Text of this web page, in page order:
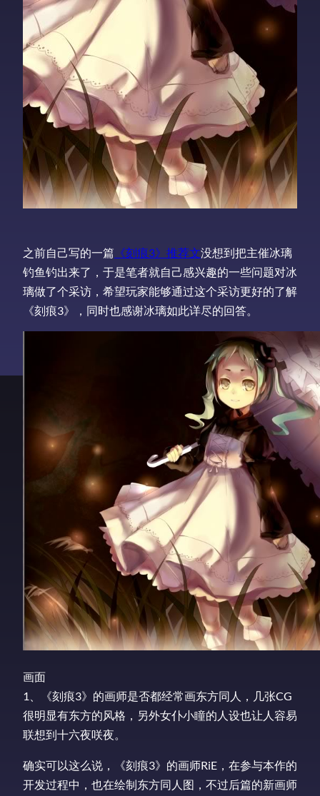
之前自己写的一篇 《刻痕3》推荐文没想到把主催冰璃
钓鱼钓出来了，于是笔者就自己感兴趣的一些问题对冰
璃做了个采访，希望玩家能够通过这个采访更好的了解
《刻痕3》，同时也感谢冰璃如此详尽的回答。
画面
1、《刻痕3》的画师是否都经常画东方同人，几张CG
很明显有东方的风格，另外女仆小瞳的人设也让人容易
联想到十六夜咲夜。
确实可以这么说，《刻痕3》的画师RiE，在参与本作的
开发过程中，也在绘制东方同人图，不过后篇的新画师